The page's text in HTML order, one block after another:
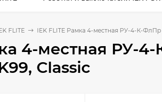
FLITE IEK FLITE Рамка 4-местная РУ-4-К-
4-местная РУ-
Classic